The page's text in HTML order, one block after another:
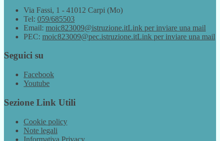
Via Fassi, 1 - 41012 Carpi (Mo)
Tel: 059/685503
Email: moic823009@istruzione.itLink per inviare una mail
PEC: moic823009@pec.istruzione.itLink per inviare una mail
Seguici su
Facebook
Youtube
Sezione Link Utili
Cookie policy
Note legali
Informativa Privacy